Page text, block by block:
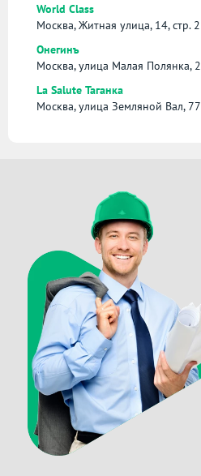
World Class
Москва, Житная улица, 14, стр. 2
Онегинъ
Москва, улица Малая Полянка, 2
La Salute Таганка
Москва, улица Земляной Вал, 77